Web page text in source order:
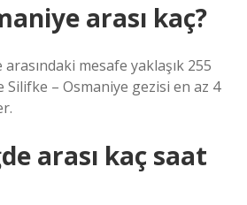
arası kaç?
mesafe yaklaşık 255
Silifke – Osmaniye gezisi en az 4
arası kaç saat